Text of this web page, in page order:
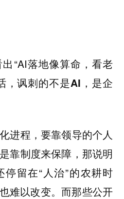
“AI落地像算命，看老
，讽刺的不是AI，是企
进程，要靠领导的个人
靠制度来保障，那说明
留在“人治”的农耕时
难以改变。而那些公开